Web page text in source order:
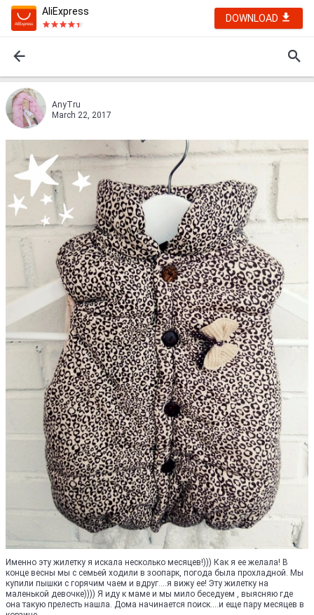
AliExpress
DOWNLOAD
AnyTru
March 22, 2017
Именно эту жилетку я искала несколько месяцев!))) Как я ее желала! В
конце весны мы с семьей ходили в зоопарк, погода была прохладной. Мы
купили пышки с горячим чаем и вдруг....я вижу ее! Эту жилетку на
маленькой девочке)))) Я иду к маме и мы мило беседуем , выясняю где
она такую прелесть нашла. Дома начинается поиск....и еще пару месяцев в